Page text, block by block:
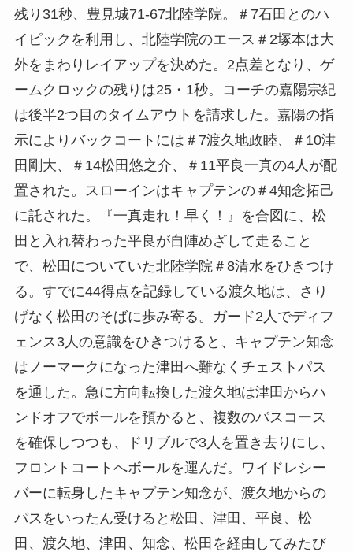
残り31秒、豊見城71-67北陸学院。＃7石田とのハ
イピックを利用し、北陸学院のエース＃2塚本は大
外をまわりレイアップを決めた。2点差となり、ゲ
ームクロックの残りは25・1秒。コーチの嘉陽宗紀
は後半2つ目のタイムアウトを請求した。嘉陽の指
示によりバックコートには＃7渡久地政睦、＃10津
田剛大、＃14松田悠之介、＃11平良一真の4人が配
置された。スローインはキャプテンの＃4知念拓己
に託された。『一真走れ！早く！』を合図に、松
田と入れ替わった平良が自陣めざして走ること
で、松田についていた北陸学院＃8清水をひきつけ
る。すでに44得点を記録している渡久地は、さり
げなく松田のそばに歩み寄る。ガード2人でディフ
ェンス3人の意識をひきつけると、キャプテン知念
はノーマークになった津田へ難なくチェストパス
を通した。急に方向転換した渡久地は津田からハ
ンドオフでボールを預かると、複数のパスコース
を確保しつつも、ドリブルで3人を置き去りにし、
フロントコートへボールを運んだ。ワイドレシー
バーに転身したキャプテン知念が、渡久地からの
パスをいったん受けると松田、津田、平良、松
田、渡久地、津田、知念、松田を経由してみたび